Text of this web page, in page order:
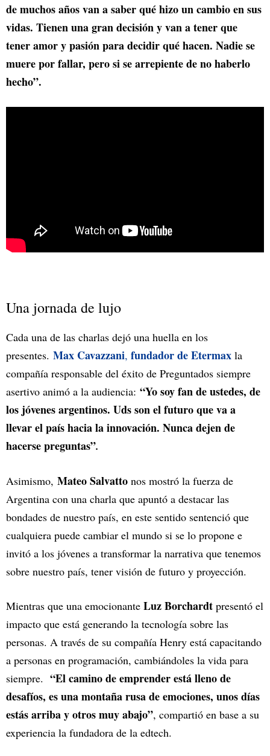
de muchos años van a saber qué hizo un cambio en sus
vidas. Tienen una gran decisión y van a tener que
tener amor y pasión para decidir qué hacen. Nadie se
muere por fallar, pero si se arrepiente de no haberlo
hecho”.
Una jornada de lujo
Cada una de las charlas dejó una huella en los
presentes. Max Cavazzani, fundador de Etermax la
compañía responsable del éxito de Preguntados siempre
asertivo animó a la audiencia: “Yo soy fan de ustedes, de
los jóvenes argentinos. Uds son el futuro que va a
llevar el país hacia la innovación. Nunca dejen de
hacerse preguntas”.
Asimismo, Mateo Salvatto nos mostró la fuerza de
Argentina con una charla que apuntó a destacar las
bondades de nuestro país, en este sentido sentenció que
cualquiera puede cambiar el mundo si se lo propone e
invitó a los jóvenes a transformar la narrativa que tenemos
sobre nuestro país, tener visión de futuro y proyección.
Mientras que una emocionante Luz Borchardt presentó el
impacto que está generando la tecnología sobre las
personas. A través de su compañía Henry está capacitando
a personas en programación, cambiándoles la vida para
siempre. “El camino de emprender está lleno de
desafíos, es una montaña rusa de emociones, unos días
estás arriba y otros muy abajo”, compartió en base a su
experiencia la fundadora de la edtech.